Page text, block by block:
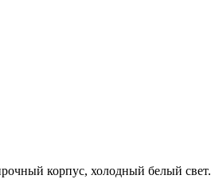
корпус, холодный белый свет.